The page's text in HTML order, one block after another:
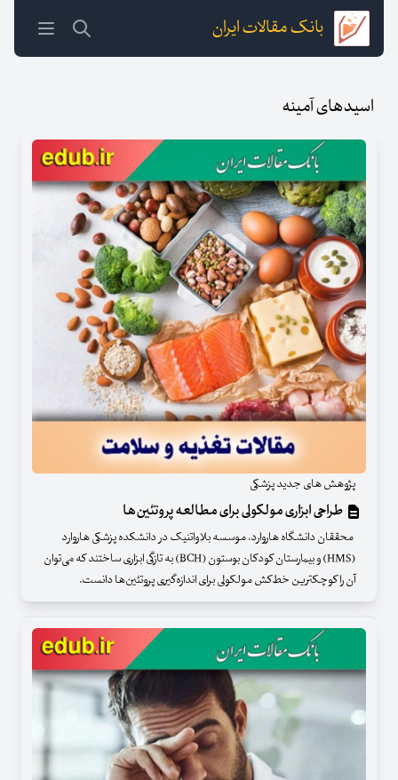
بانک مقالات ایران
اسیدهای آمینه
پژوهش های جدید پزشکی
طراحی ابزاری مولکولی برای مطالعه پروتئین‌ها
محققان دانشگاه هاروارد، موسسه بلاواتنیک در دانشکده پزشکی هاروارد
(HMS) و بیمارستان کودکان بوستون (BCH) به تازگی ابزاری ساختند که می‌توان
آن را کوچکترین خط‌کش مولکولی برای اندازه‌گیری پروتئین‌ها دانست.